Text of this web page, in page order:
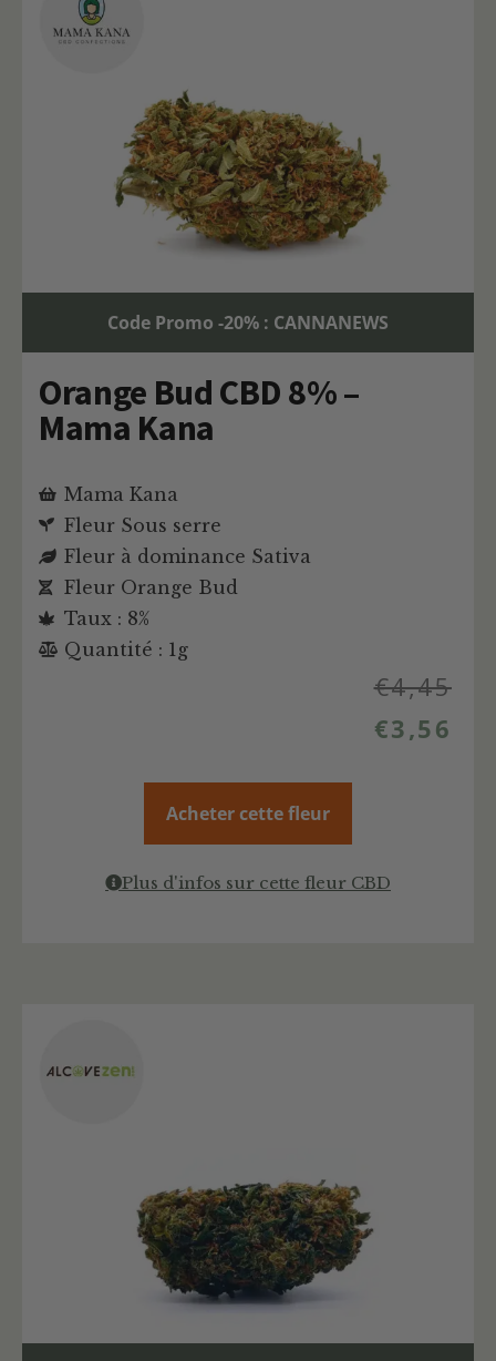
Code Promo -20% : CANNANEWS
Orange Bud CBD 8% –
Mama Kana
Mama Kana
Fleur Sous serre
Fleur à dominance Sativa
Fleur Orange Bud
Taux : 8%
Quantité : 1g
€4,45
€3,56
Acheter cette fleur
Plus d'infos sur cette fleur CBD